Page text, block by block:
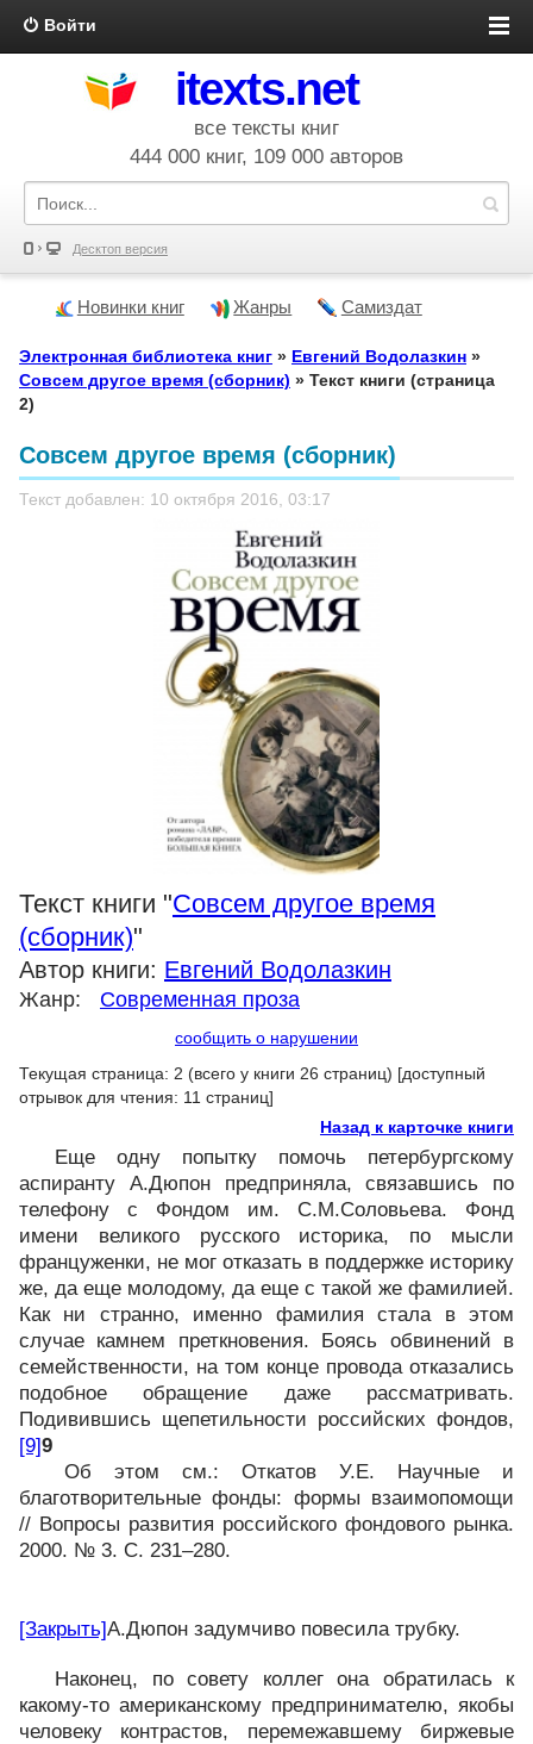
Войти
itexts.net
все тексты книг
444 000 книг, 109 000 авторов
Десктоп версия
Новинки книг Жанры Самиздат
Электронная библиотека книг » Евгений Водолазкин »
Совсем другое время (сборник) » Текст книги (страница
2)
Совсем другое время (сборник)
Текст добавлен: 10 октября 2016, 03:17
Текст книги "Совсем другое время
(сборник)"
Автор книги: Евгений Водолазкин
Жанр: Современная проза
сообщить о нарушении
Текущая страница: 2 (всего у книги 26 страниц) [доступный
отрывок для чтения: 11 страниц]
Назад к карточке книги
Еще одну попытку помочь петербургскому
аспиранту А.Дюпон предприняла, связавшись по
телефону с Фондом им. С.М.Соловьева. Фонд
имени великого русского историка, по мысли
француженки, не мог отказать в поддержке историку
же, да еще молодому, да еще с такой же фамилией.
Как ни странно, именно фамилия стала в этом
случае камнем преткновения. Боясь обвинений в
семейственности, на том конце провода отказались
подобное обращение даже рассматривать.
Подивившись щепетильности российских фондов,
[9]9
Об этом см.: Откатов У.Е. Научные и
благотворительные фонды: формы взаимопомощи
// Вопросы развития российского фондового рынка.
2000. № 3. С. 231–280.
[Закрыть]А.Дюпон задумчиво повесила трубку.
Наконец, по совету коллег она обратилась к
какому-то американскому предпринимателю, якобы
человеку контрастов, перемежавшему биржевые